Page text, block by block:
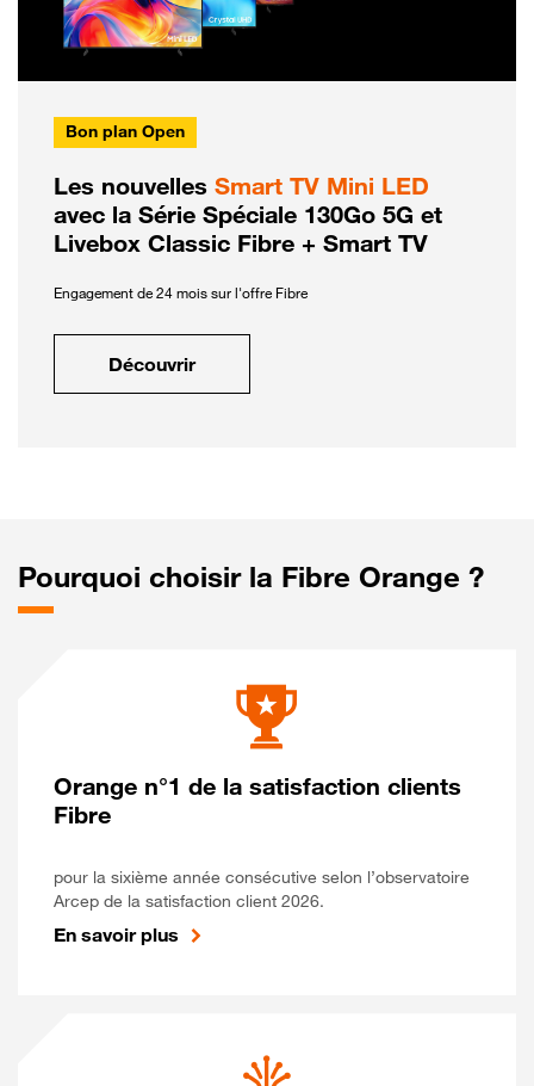
Bon plan Open
Les nouvelles Smart TV Mini LED
avec la Série Spéciale 130Go 5G et
Livebox Classic Fibre + Smart TV
Engagement de 24 mois sur l'offre Fibre
Découvrir
Pourquoi choisir la Fibre Orange ?
Orange n°1 de la satisfaction clients
Fibre
pour la sixième année consécutive selon l’observatoire
Arcep de la satisfaction client 2026.
En savoir plus